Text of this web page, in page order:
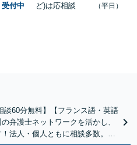
受付中
ど)は応相談
（平日）
談60分無料】【フランス語・英語
弁護士ネットワークを活かし、
法人・個人ともに相談多数。細